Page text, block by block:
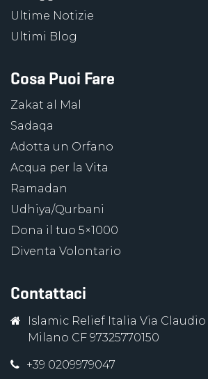
Ultime Notizie
Ultimi Blog
Cosa Puoi Fare
Zakat al Mal
Sadaqa
Adotta un Orfano
Acqua per la Vita
Ramadan
Udhiya/Qurbani
Dona il tuo 5×1000
Diventa Volontario
Contattaci
Islamic Relief Italia Via
Milano CF 97325770150
+39 0209979047